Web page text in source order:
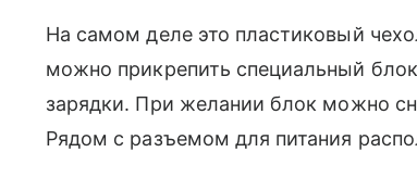
На самом деле это пластиковый
можно прикрепить специальный
зарядки. При желании блок можно
Рядом с разъемом для питания